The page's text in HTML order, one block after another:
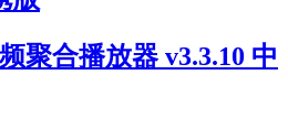
聚合播放器 v3.3.10 中